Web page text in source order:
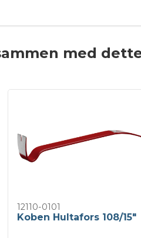
med
12110-0101
Koben Hultafors 108/15"